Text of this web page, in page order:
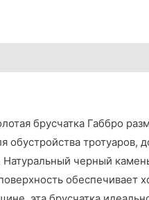
брусчатка Габбро
обустройства
Натуральный черный
обеспечивает